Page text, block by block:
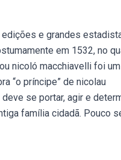
edições e grandes
em 1532, no
nicoló macchiavelli foi um
“o príncipe” de nicolau
se portar, agir e
família cidadã. Pouco